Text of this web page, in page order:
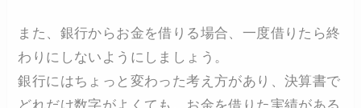
また、銀行からお金を借りる場合、一度借りたら終
わりにしないようにしましょう。
銀行にはちょっと変わった考え方があり、決算書で